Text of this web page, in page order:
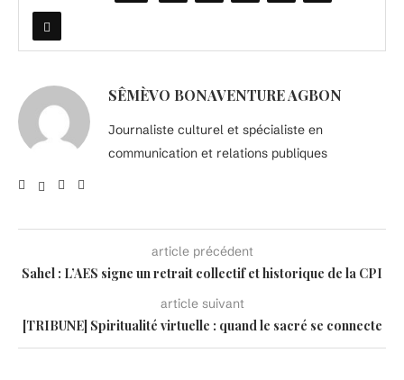
SÊMÈVO BONAVENTURE AGBON
Journaliste culturel et spécialiste en
communication et relations publiques
article précédent
Sahel : L’AES signe un retrait collectif et historique de la CPI
article suivant
[TRIBUNE] Spiritualité virtuelle : quand le sacré se connecte